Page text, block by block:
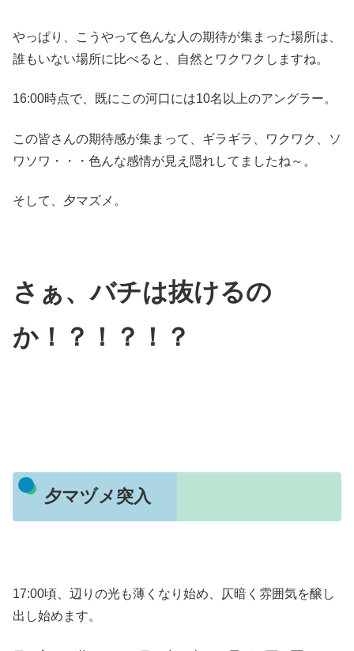
やっぱり、こうやって色んな人の期待が集まった場所は、
誰もいない場所に比べると、自然とワクワクしますね。
16:00時点で、既にこの河口には10名以上のアングラー。
この皆さんの期待感が集まって、ギラギラ、ワクワク、ソ
ワソワ・・・色んな感情が見え隠れしてましたね～。
そして、夕マズメ。
さぁ、バチは抜けるの
か！？！？！？
夕マヅメ突入
17:00頃、辺りの光も薄くなり始め、仄暗く雰囲気を醸し
出し始めます。